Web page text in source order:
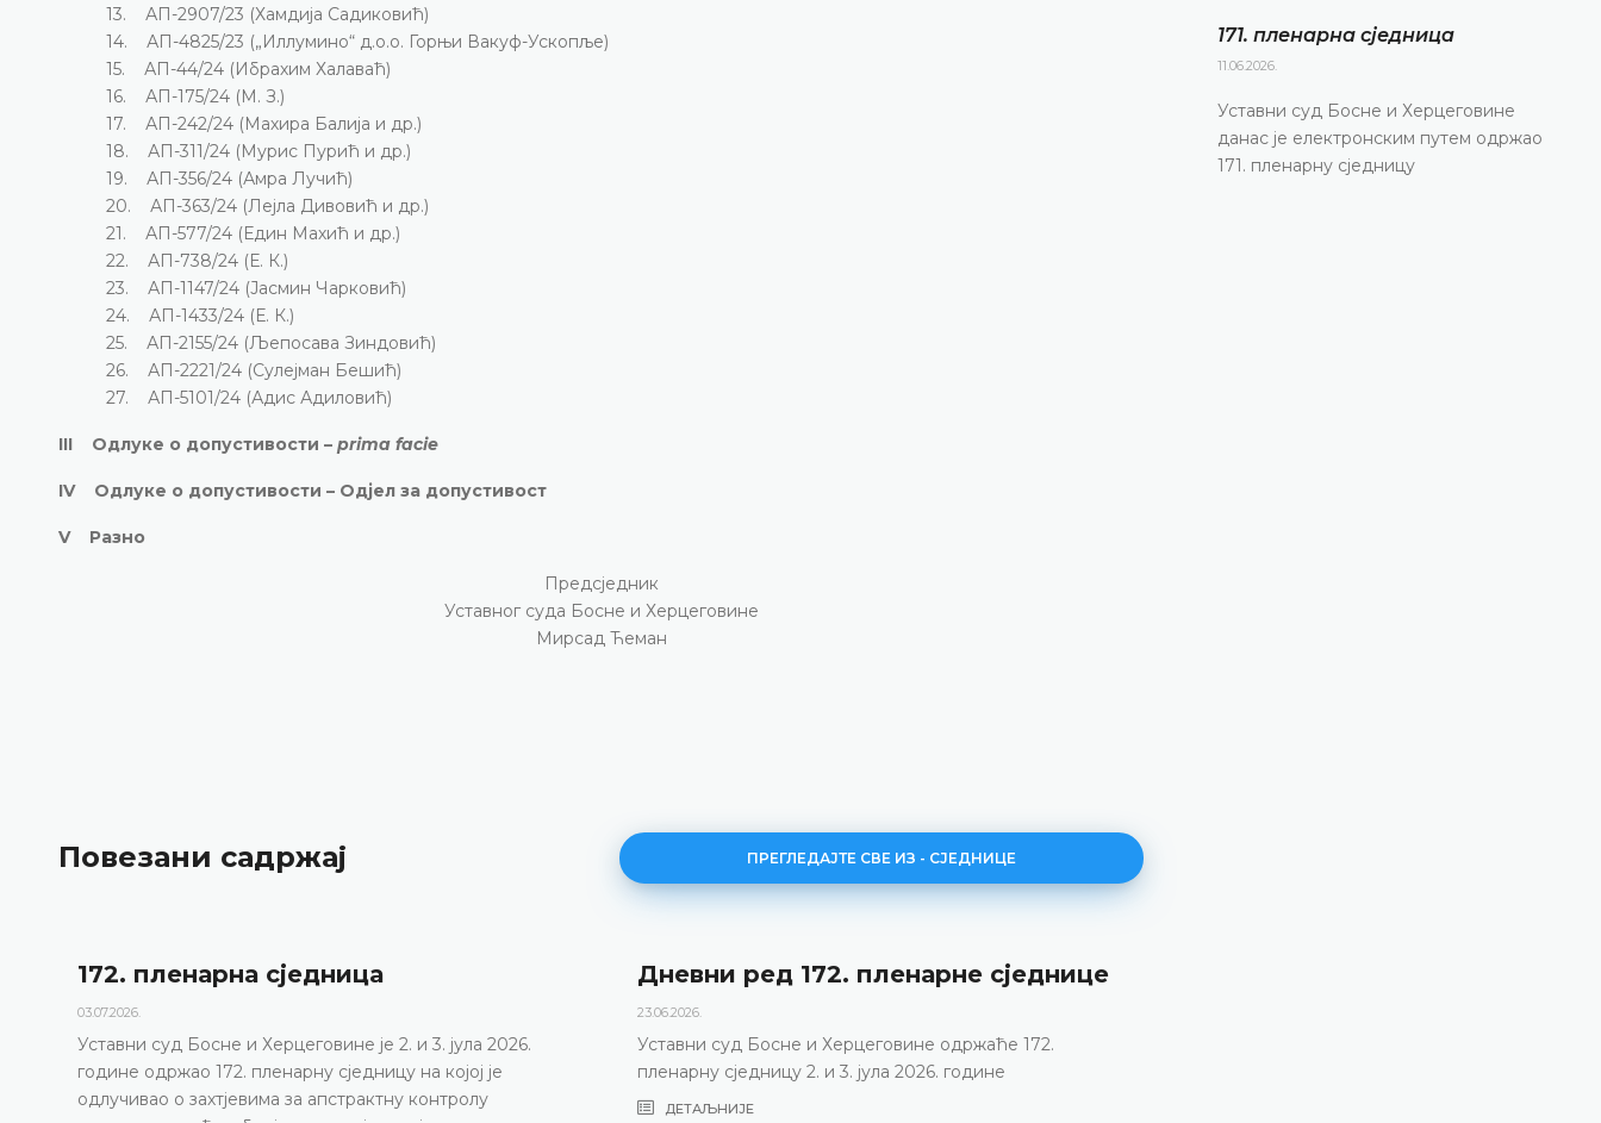
13. АП-2907/23 (Хамдија Садиковић)
14. АП-4825/23 („Иллумино“ д.о.о. Горњи Вакуф-Ускопље)
15. АП-44/24 (Ибрахим Халаваћ)
16. АП-175/24 (М. З.)
17. АП-242/24 (Махира Балија и др.)
18. АП-311/24 (Мурис Пурић и др.)
19. АП-356/24 (Амра Лучић)
20. АП-363/24 (Лејла Дивовић и др.)
21. АП-577/24 (Един Махић и др.)
22. АП-738/24 (Е. К.)
23. АП-1147/24 (Јасмин Чарковић)
24. АП-1433/24 (Е. К.)
25. АП-2155/24 (Љепосава Зиндовић)
26. АП-2221/24 (Сулејман Бешић)
27. АП-5101/24 (Адис Адиловић)
III Одлуке о допустивости – prima facie
IV Одлуке о допустивости – Одјел за допустивост
V Разно
Предсједник
Уставног суда Босне и Херцеговине
Мирсад Ћеман
Повезани садржај ПРЕГЛЕДАЈТЕ СВЕ ИЗ - СЈЕДНИЦЕ
172. пленарна сједницa
03.07.2026.
Уставни суд Босне и Херцеговине је 2. и 3. јула 2026.
године одржао 172. пленарну сједницу на којој је
одлучивао о захтјевима за апстрактну контролу
Дневни ред 172. пленарне сједнице
23.06.2026.
Уставни суд Босне и Херцеговине одржаће 172.
пленарну сједницу 2. и 3. јула 2026. године
ДЕТАЉНИЈЕ
171. пленарна сједницa
11.06.2026.
Уставни суд Босне и Херцеговине
данас је електронским путем одржао
171. пленарну сједницу